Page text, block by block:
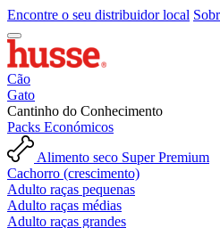
Encontre o seu distribuidor local
Cão
Gato
Cantinho do Conhecimento
Packs Económicos
Alimento seco Super Premium
Cachorro (crescimento)
Adulto raças pequenas
Adulto raças médias
Adulto raças grandes